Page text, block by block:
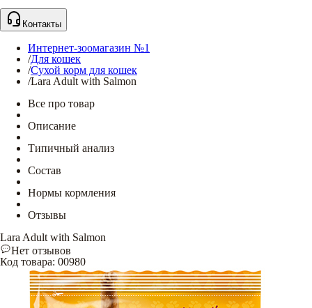
Контакты
Интернет-зоомагазин №1
/Для кошек
/Сухой корм для кошек
/Lara Adult with Salmon
Все про товар
Описание
Типичный анализ
Состав
Нормы кормления
Отзывы
Lara Adult with Salmon
Нет отзывов
Код товара: 00980